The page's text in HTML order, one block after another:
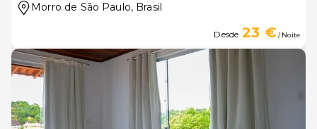
Morro de São Paulo, Brasil
Desde 23 €/ Noite